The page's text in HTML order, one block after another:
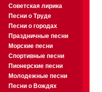
Советская лирика
Песни о Труде
Песни о городах
Праздничные песни
Морские песни
Спортивные песни
Пионерские песни
Молодежные песни
Песни о Вождях